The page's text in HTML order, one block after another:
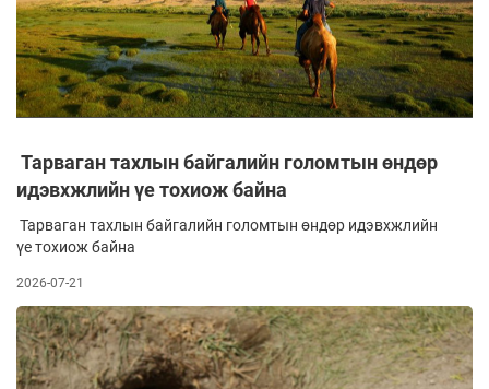
Тарваган тахлын байгалийн голомтын өндөр
идэвхжлийн үе тохиож байна
Тарваган тахлын байгалийн голомтын өндөр идэвхжлийн
үе тохиож байна
2026-07-21